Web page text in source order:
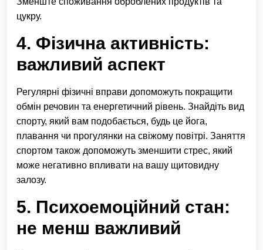
цукру.
4. Фізична активність:
важливий аспект
Регулярні фізичні вправи допоможуть покращити
обмін речовин та енергетичний рівень. Знайдіть вид
спорту, який вам подобається, будь це йога,
плавання чи прогулянки на свіжому повітрі. Заняття
спортом також допоможуть зменшити стрес, який
може негативно впливати на вашу щитовидну
залозу.
5. Психоемоційний стан:
не менш важливий